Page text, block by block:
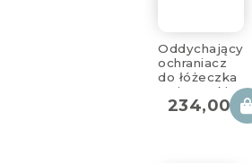
Oddychający
ochraniacz
do łóżeczka
z siateczki
4rest
234,00 zł